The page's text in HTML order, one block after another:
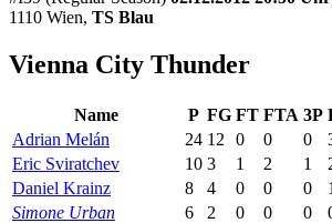
1110 Wien, TS Blau
Vienna City Thunder
Name P FG FT FTA 3P
Adrian Melán
24 12 0 0 0
Eric Sviratchev
10 3 1 2 1
Daniel Krainz
8 4 0 0 0
1
Simone Urban
6 2 0 0 0